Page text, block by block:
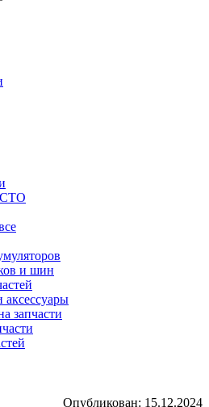
СТО
и шин
запчасти
Опубликован: 15.12.2024